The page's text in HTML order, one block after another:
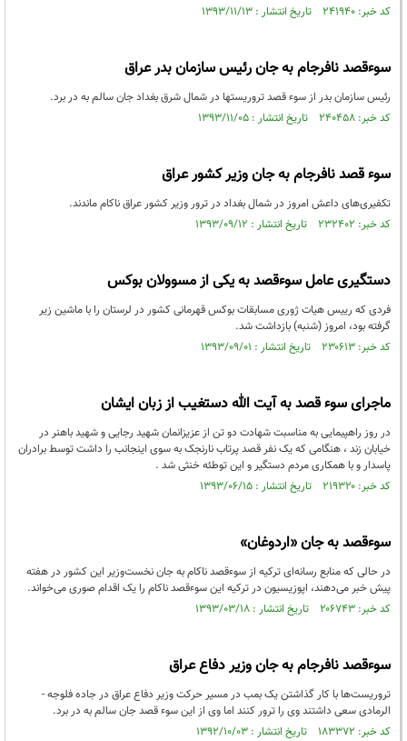
کد خبر: ۲۴۱۹۴۰ تاریخ انتشار : ۱۳۹۳/۱۱/۱۳
سوءقصد نافرجام به جان رئیس سازمان بدر عراق
رئیس سازمان بدر از سوء قصد تروریست‎ها در شمال شرق بغداد جان سالم به در برد.
کد خبر: ۲۴۰۴۵۸ تاریخ انتشار : ۱۳۹۳/۱۱/۰۵
سوء قصد نافرجام به جان وزیر کشور عراق
تکفیری‌های داعش امروز در شمال بغداد در ترور وزیر کشور عراق ناکام ماندند.
کد خبر: ۲۳۲۴۰۲ تاریخ انتشار : ۱۳۹۳/۰۹/۱۲
دستگیری عامل سوءقصد به یکی از مسوولان بوکس
فردی که رییس هیات ژوری مسابقات بوکس قهرمانی کشور در لرستان را با ماشین زیر
گرفته بود، امروز (شنبه) بازداشت شد.
کد خبر: ۲۳۰۶۱۳ تاریخ انتشار : ۱۳۹۳/۰۹/۰۱
ماجرای سوء قصد به آیت الله دستغیب از زبان ایشان
در روز راهپیمایی به مناسبت شهادت دو تن از عزیزانمان شهید رجایی و شهید باهنر در
خیابان زند ، هنگامی که یک نفر قصد پرتاب نارنجک به سوی اینجانب را داشت توسط برادران
پاسدار و با همکاری مردم دستگیر و این توطئه خنثی شد .
کد خبر: ۲۱۹۳۲۰ تاریخ انتشار : ۱۳۹۳/۰۶/۱۵
سوء‌قصد به جان «اردوغان»
در حالی که منابع رسانه‌ای ترکیه از سوء‌قصد ناکام به جان نخست‌وزیر این کشور در هفته
پیش خبر می‌دهند، اپوزیسیون در ترکیه این سوء‌قصد ناکام را یک اقدام صوری می‌خواند.
کد خبر: ۲۰۶۷۴۳ تاریخ انتشار : ۱۳۹۳/۰۳/۱۸
سوءقصد نافرجام به جان وزیر دفاع عراق
تروریست‌ها با کار گذاشتن یک بمب در مسیر حرکت وزیر دفاع عراق در جاده فلوجه -
الرمادی سعی داشتند وی را ترور کنند اما وی از این سوء قصد جان سالم به در برد.
کد خبر: ۱۸۳۳۷۲ تاریخ انتشار : ۱۳۹۲/۱۰/۰۳